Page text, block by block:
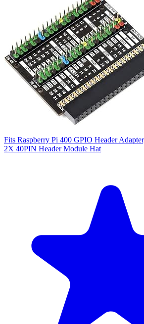
Fits Raspberry Pi 400 GPIO Header
2X 40PIN Header Module Hat